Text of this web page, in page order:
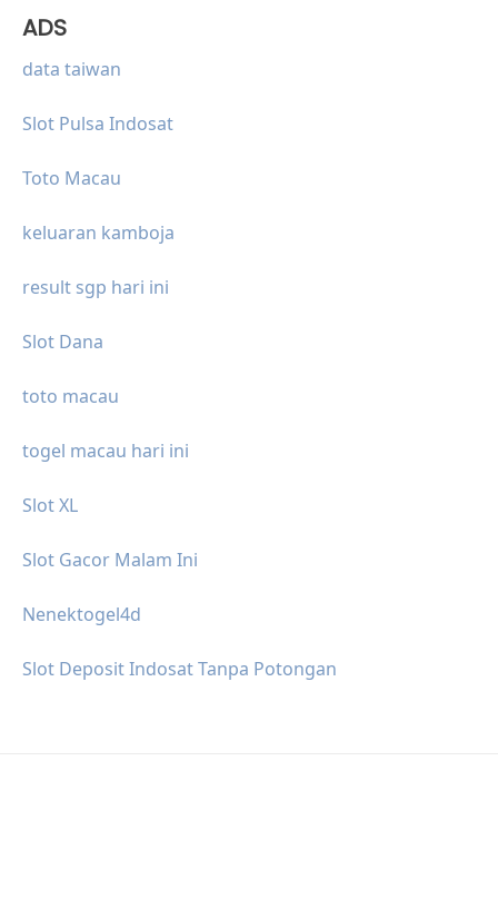
ADS
data taiwan
Slot Pulsa Indosat
Toto Macau
keluaran kamboja
result sgp hari ini
Slot Dana
toto macau
togel macau hari ini
Slot XL
Slot Gacor Malam Ini
Nenektogel4d
Slot Deposit Indosat Tanpa Potongan